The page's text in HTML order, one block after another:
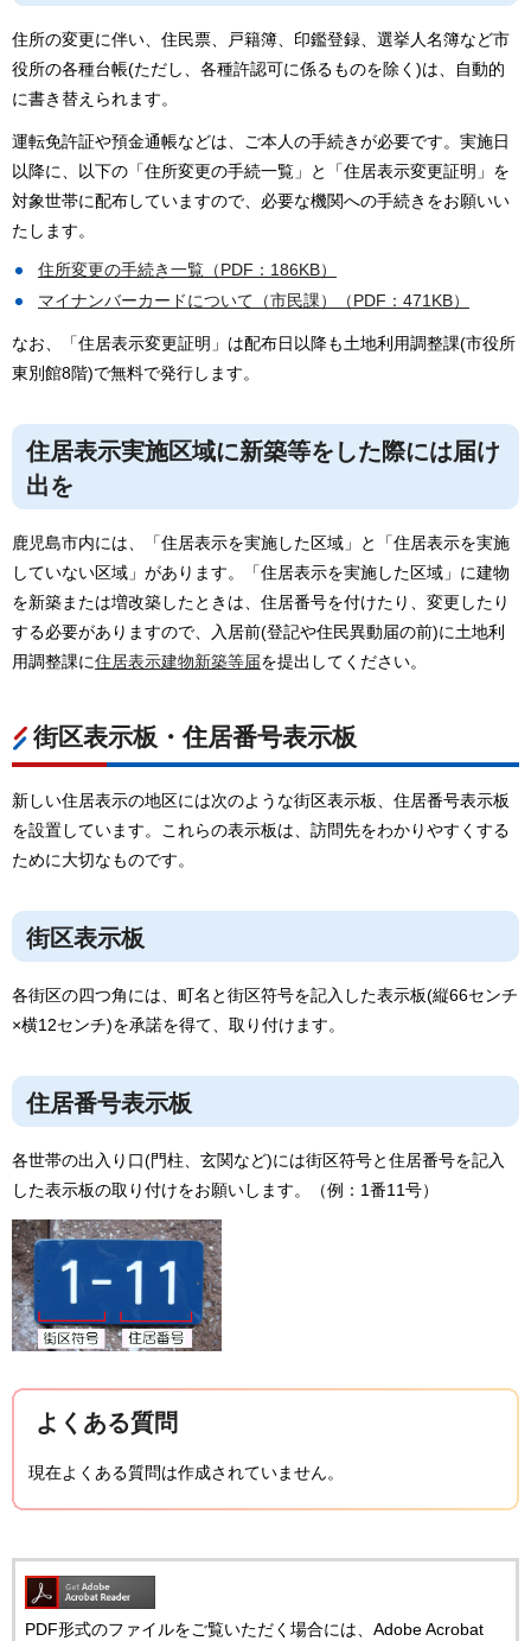
住所の変更に伴い、住民票、戸籍簿、印鑑登録、選挙人名簿など市
役所の各種台帳(ただし、各種許認可に係るものを除く)は、自動的
に書き替えられます。
運転免許証や預金通帳などは、ご本人の手続きが必要です。実施日
以降に、以下の「住所変更の手続一覧」と「住居表示変更証明」を
対象世帯に配布していますので、必要な機関への手続きをお願いい
たします。
住所変更の手続き一覧（PDF：186KB）
マイナンバーカードについて（市民課）（PDF：471KB）
なお、「住居表示変更証明」は配布日以降も土地利用調整課(市役所
東別館8階)で無料で発行します。
住居表示実施区域に新築等をした際には届け
出を
鹿児島市内には、「住居表示を実施した区域」と「住居表示を実施
していない区域」があります。「住居表示を実施した区域」に建物
を新築または増改築したときは、住居番号を付けたり、変更したり
する必要がありますので、入居前(登記や住民異動届の前)に土地利
用調整課に住居表示建物新築等届を提出してください。
街区表示板・住居番号表示板
新しい住居表示の地区には次のような街区表示板、住居番号表示板
を設置しています。これらの表示板は、訪問先をわかりやすくする
ために大切なものです。
街区表示板
各街区の四つ角には、町名と街区符号を記入した表示板(縦66センチ
×横12センチ)を承諾を得て、取り付けます。
住居番号表示板
各世帯の出入り口(門柱、玄関など)には街区符号と住居番号を記入
した表示板の取り付けをお願いします。（例：1番11号）
よくある質問
現在よくある質問は作成されていません。
PDF形式のファイルをご覧いただく場合には、Adobe Acrobat